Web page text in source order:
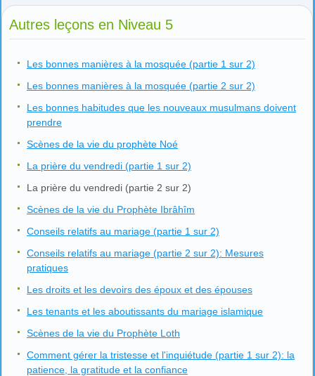
Autres leçons en Niveau 5
Les bonnes manières à la mosquée (partie 1 sur 2)
Les bonnes manières à la mosquée (partie 2 sur 2)
Les bonnes habitudes que les nouveaux musulmans doivent
prendre
Scènes de la vie du prophète Noé
La prière du vendredi (partie 1 sur 2)
La prière du vendredi (partie 2 sur 2)
Scènes de la vie du Prophète Ibrâhîm
Conseils relatifs au mariage (partie 1 sur 2)
Conseils relatifs au mariage (partie 2 sur 2): Mesures
pratiques
Les droits et les devoirs des époux et des épouses
Les tenants et les aboutissants du mariage islamique
Scènes de la vie du Prophète Loth
Comment gérer la tristesse et l'inquiétude (partie 1 sur 2): la
patience, la gratitude et la confiance